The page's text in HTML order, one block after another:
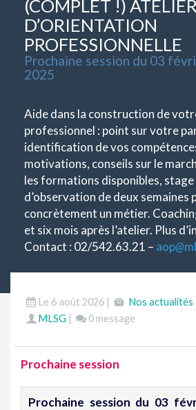
(COMPLET !) ATELIER
D’ORIENTATION
PROFESSIONNELLE
Prochaine session du 03
2025
Aide dans la construction de
professionnel : point sur votre
identification de vos
motivations, conseils sur le
les formations disponibles,
d’observation de deux semaines
concrètement un métier.
et six mois après l’atelier. Plus
Contact : 02/542.63.21 – aop@
Le 6 août 2026 | Nos actualités
MLSG | 0 message
Prochaine session
Prochaine session du 03